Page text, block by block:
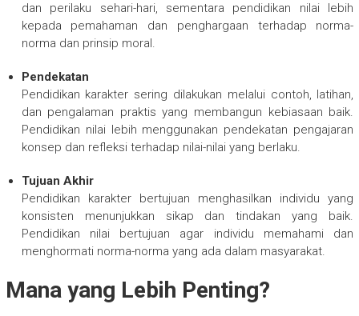
dan perilaku sehari-hari, sementara pendidikan nilai lebih
kepada pemahaman dan penghargaan terhadap norma-
norma dan prinsip moral.
Pendekatan
Pendidikan karakter sering dilakukan melalui contoh, latihan,
dan pengalaman praktis yang membangun kebiasaan baik.
Pendidikan nilai lebih menggunakan pendekatan pengajaran
konsep dan refleksi terhadap nilai-nilai yang berlaku.
Tujuan Akhir
Pendidikan karakter bertujuan menghasilkan individu yang
konsisten menunjukkan sikap dan tindakan yang baik.
Pendidikan nilai bertujuan agar individu memahami dan
menghormati norma-norma yang ada dalam masyarakat.
Mana yang Lebih Penting?